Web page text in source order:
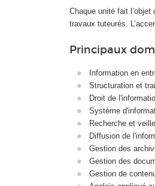
Chaque unité fait
travaux tuteurés.
Principaux
Information en
Structuration et
Droit de
Système
Recherche et
Diffusion de
Gestion des
Gestion des
Gestion de